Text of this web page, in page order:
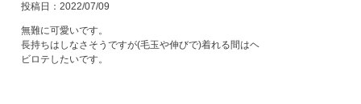
投稿日 2022/07/09
無難に可愛いです。
長持ちはしなさそうですが(毛玉や伸びで)着れる間はヘ
ビロテしたいです。